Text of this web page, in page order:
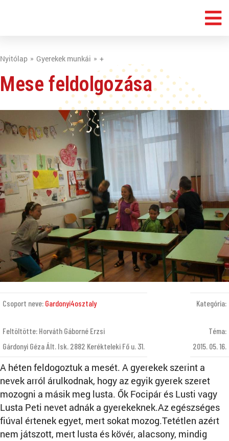
Nyitólap Gyerekek munkái +
Mese feldolgozása
Csoport neve: Gardonyi4osztaly
Feltöltötte: Horváth Gáborné Erzsi
Gárdonyi Géza Ált. Isk. 2882 Kerékteleki Fő u. 31.
Kategória:
Téma:
2015. 05. 16.
A héten feldogoztuk a mesét. A gyerekek szerint a
nevek arról árulkodnak, hogy az egyik gyerek szeret
mozogni a másik meg lusta. Ők Focipár és Lusti vagy
Lusta Peti nevet adnák a gyerekeknek.Az egészséges
fiúval értenek egyet, mert sokat mozog.Tetétlen azért
nem játszott, mert lusta és kövér, alacsony, mindig